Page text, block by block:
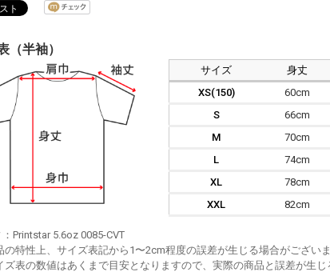
（半袖）
サイズ 身丈
XS(150)
60cm
S
66cm
M
70cm
L
74cm
XL
78cm
XXL
82cm
Printstar 5.6oz 0085-CVT
特性上、サイズ表記から1〜2cm程度の誤差が生じる場合がございま
表の数値はあくまで目安となりますので、実際の商品と誤差が生じ